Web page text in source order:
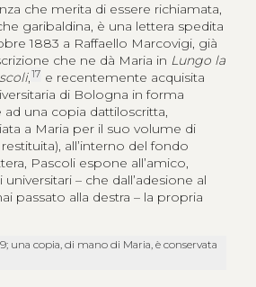
che merita di essere richiamata,
garibaldina, è una lettera spedita
1883 a Raffaello Marcovigi, già
che ne dà Maria in Lungo la
,17 e recentemente acquisita
di Bologna in forma
ad una copia dattiloscritta,
a Maria per il suo volume di
all’interno del fondo
Pascoli espone all’amico,
– che dall’adesione al
passato alla destra – la propria
una copia, di mano di Maria, è conservata